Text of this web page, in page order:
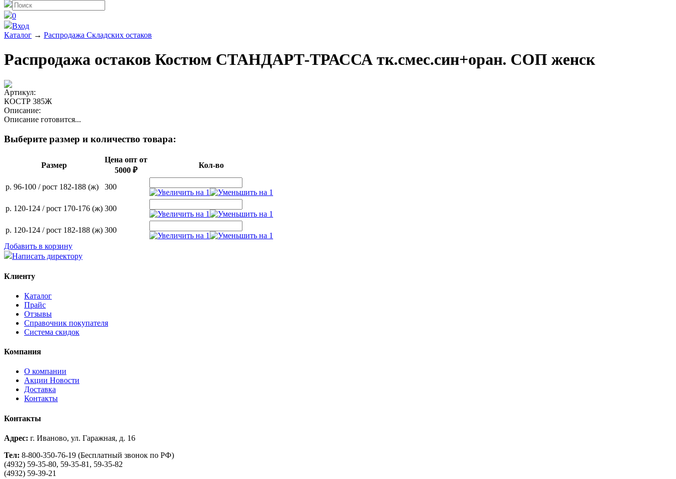
0
Вход
Каталог → Распродажа Складских остаков
Распродажа остаков Костюм СТАНДАРТ-ТРАССА тк.смес.син+оран. СОП женск
Артикул:
КОСТР 385Ж
Описание:
Описание готовится...
Выберите размер и количество товара:
Размер
Цена опт от
5000 ₽
Кол-во
р. 96-100 / рост 182-188 (ж) 300
р. 120-124 / рост 170-176 (ж) 300
р. 120-124 / рост 182-188 (ж) 300
Добавить в корзину
Написать директору
Клиенту
Каталог
Прайс
Отзывы
Справочник покупателя
Система скидок
Компания
О компании
Aкции Новости
Доставка
Контакты
Контакты
Адрес: г. Иваново, ул. Гаражная, д. 16
Тел: 8-800-350-76-19 (Бесплатный звонок по РФ)
(4932) 59-35-80, 59-35-81, 59-35-82
(4932) 59-39-21